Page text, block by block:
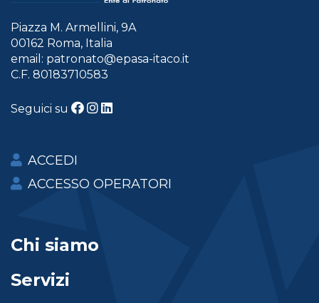
Piazza M. Armellini, 9A
00162 Roma, Italia
email: patronato@epasa-itaco.it
C.F. 80183710583
Seguici su
Chi siamo
Servizi
ACCEDI
ACCESSO OPERATORI